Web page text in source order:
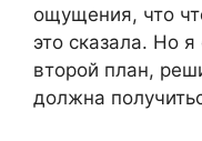
ощущения, что
это сказала. Но я
второй план,
должна